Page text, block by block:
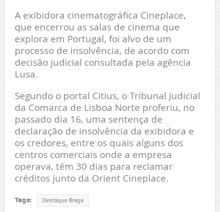
A exibidora cinematográfica Cineplace,
que encerrou as salas de cinema que
explora em Portugal, foi alvo de um
processo de insolvência, de acordo com
decisão judicial consultada pela agência
Lusa.
Segundo o portal Citius, o Tribunal Judicial
da Comarca de Lisboa Norte proferiu, no
passado dia 16, uma sentença de
declaração de insolvência da exibidora e
os credores, entre os quais alguns dos
centros comerciais onde a empresa
operava, têm 30 dias para reclamar
créditos junto da Orient Cineplace.
Tags: Destaque Braga